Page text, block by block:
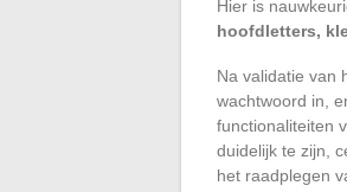
Hier is
hoofdletters,
Na validatie van
wachtwoord in,
functionaliteiten
duidelijk te zijn,
het raadplegen